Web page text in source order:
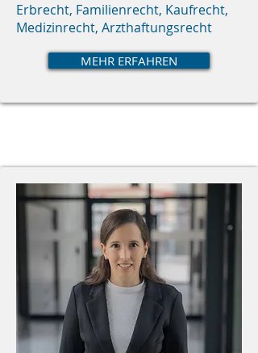
Erbrecht, Familienrecht, Kaufrecht,
Medizinrecht, Arzthaftungsrecht
MEHR ERFAHREN